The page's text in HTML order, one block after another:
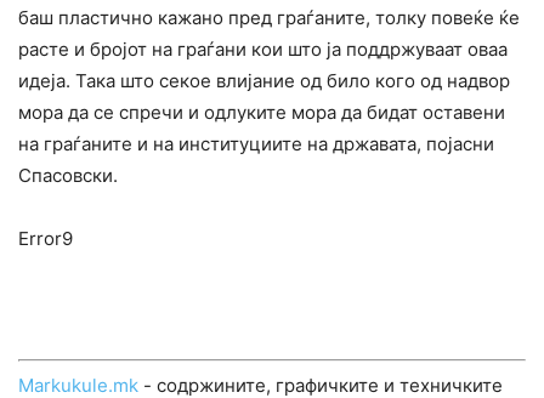
баш пластично кажано пред граѓаните, толку повеќе ќе
расте и бројот на граѓани кои што ја поддржуваат оваа
идеја. Така што секое влијание од било кого од надвор
мора да се спречи и одлуките мора да бидат оставени
на граѓаните и на институциите на државата, појасни
Спасовски.
Error9
Markukule.mk - содржините, графичките и техничките